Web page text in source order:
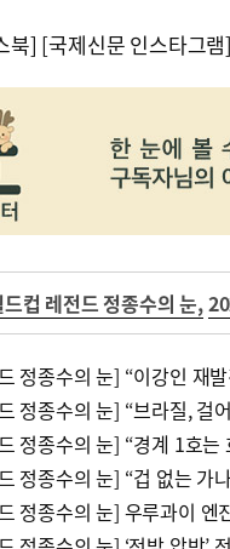
북] [국제신문 인스타그램]
컵 레전드 정종수의 눈,
정종수의 눈] “이강인 재
정종수의 눈] 우루과이 엔